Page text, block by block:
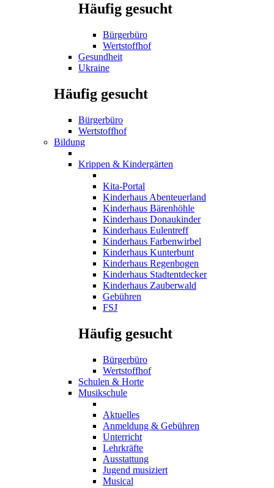
Häufig gesucht
Bürgerbüro
Wertstoffhof
Gesundheit
Ukraine
Häufig gesucht
Bürgerbüro
Wertstoffhof
Bildung
Krippen & Kindergärten
Kita-Portal
Kinderhaus Abenteuerland
Kinderhaus Bärenhöhle
Kinderhaus Donaukinder
Kinderhaus Eulentreff
Kinderhaus Farbenwirbel
Kinderhaus Kunterbunt
Kinderhaus Regenbogen
Kinderhaus Stadtentdecker
Kinderhaus Zauberwald
Gebühren
FSJ
Häufig gesucht
Bürgerbüro
Wertstoffhof
Schulen & Horte
Musikschule
Aktuelles
Anmeldung & Gebühren
Unterricht
Lehrkräfte
Ausstattung
Jugend musiziert
Musical